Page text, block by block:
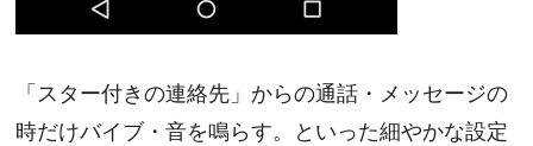
「スター付きの連絡先」からの通話・メッセージの
時だけバイブ・音を鳴らす。といった細やかな設定